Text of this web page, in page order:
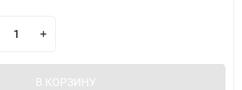
В КОРЗИНУ